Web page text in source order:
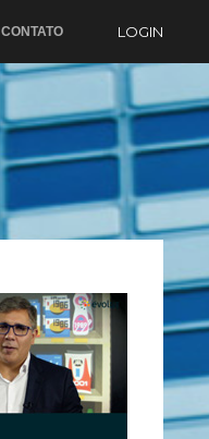
LOGIN
CONTATO